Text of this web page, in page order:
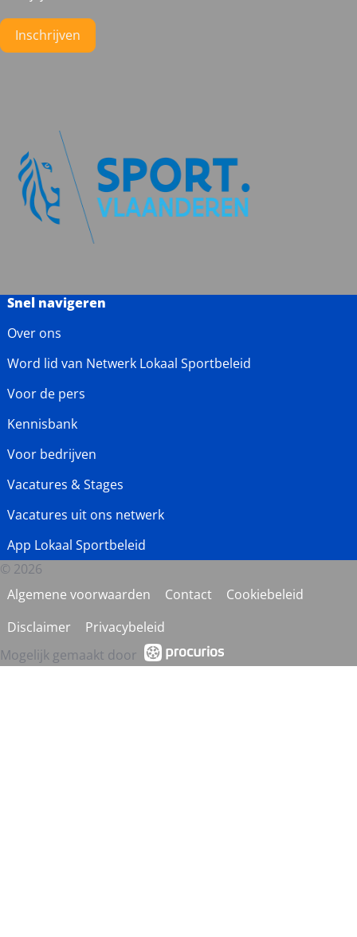
Instagram
FacebookLinkedIn
Snel navigeren
Over ons
Word lid van Netwerk Lokaal Sportbeleid
Voor de pers
Kennisbank
Voor bedrijven
Vacatures & Stages
Vacatures uit ons netwerk
App Lokaal Sportbeleid
Inschrijven
© 2026
Algemene voorwaarden
Contact
Cookiebeleid
Disclaimer
Privacybeleid
Mogelijk gemaakt door